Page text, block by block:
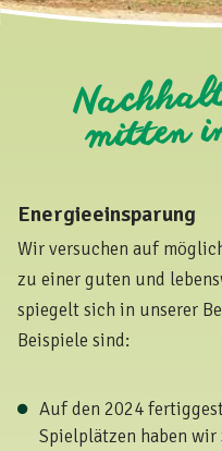
mitten
Energieeinsparung
Wir versuchen auf
zu einer guten und
spiegelt sich in unserer
Beispiele sind:
Auf den 2024
Spielplätzen haben